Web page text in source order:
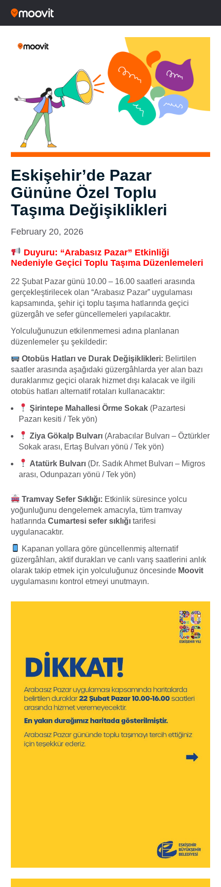
Eskişehir’de Pazar
Gününe Özel Toplu
Taşıma Değişiklikleri
February 20, 2026
Duyuru: “Arabasız Pazar” Etkinliği
Nedeniyle Geçici Toplu Taşıma Düzenlemeleri
22 Şubat Pazar günü 10.00 – 16.00 saatleri arasında
gerçekleştirilecek olan “Arabasız Pazar” uygulaması
kapsamında, şehir içi toplu taşıma hatlarında geçici
güzergâh ve sefer güncellemeleri yapılacaktır.
Yolculuğunuzun etkilenmemesi adına planlanan
düzenlemeler şu şekildedir:
Otobüs Hatları ve Durak Değişiklikleri: Belirtilen
saatler arasında aşağıdaki güzergâhlarda yer alan bazı
duraklarımız geçici olarak hizmet dışı kalacak ve ilgili
otobüs hatları alternatif rotaları kullanacaktır:
Şirintepe Mahallesi Örme Sokak (Pazartesi
Pazarı kesiti / Tek yön)
Ziya Gökalp Bulvarı (Arabacılar Bulvarı – Öztürkler
Sokak arası, Ertaş Bulvarı yönü / Tek yön)
Atatürk Bulvarı (Dr. Sadık Ahmet Bulvarı – Migros
arası, Odunpazarı yönü / Tek yön)
Tramvay Sefer Sıklığı: Etkinlik süresince yolcu
yoğunluğunu dengelemek amacıyla, tüm tramvay
hatlarında Cumartesi sefer sıklığı tarifesi
uygulanacaktır.
Kapanan yollara göre güncellenmiş alternatif
güzergâhları, aktif durakları ve canlı varış saatlerini anlık
olarak takip etmek için yolculuğunuz öncesinde Moovit
uygulamasını kontrol etmeyi unutmayın.